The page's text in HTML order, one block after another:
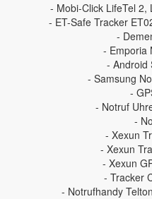
- Mobi-Click LifeTel 2,
- ET-Safe Tracker
-
- Emporia
- Android
- Samsung
-
- Notruf
-
- Xexun
- Xexun
- Xexun
- Tracker
- Notrufhandy